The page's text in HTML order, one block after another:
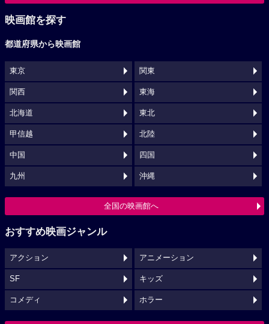
映画館を探す
都道府県から映画館
東京 関東
関西 東海
北海道 東北
甲信越 北陸
中国 四国
九州 沖縄
全国の映画館へ
おすすめ映画ジャンル
アクション アニメーション
SF キッズ
コメディ ホラー